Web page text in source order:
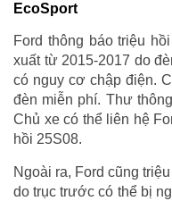
EcoSport
Ford thông báo triệu
xuất từ 2015-2017 do
có nguy cơ chập điện.
đèn miễn phí. Thư
Chủ xe có thể liên hệ
hồi 25S08.
Ngoài ra, Ford cũng
do trục trước có thể bị